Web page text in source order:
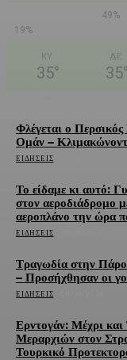
49%
19%
ΚΥ
35°
ΔΕ
35°
Φλέγεται ο
Ομάν –
ΕΙΔΉΣΕΙΣ
Το είδαμε κι αυτό:
στον αεροδιάδρομο
αεροπλάνο την ώρα
ΕΙΔΉΣΕΙΣ
Τραγωδία στην
– Προσήχθησαν οι
ΕΙΔΉΣΕΙΣ
Ερντογάν: Μέχρι και
Μεραρχιών στον
Τουρκικό